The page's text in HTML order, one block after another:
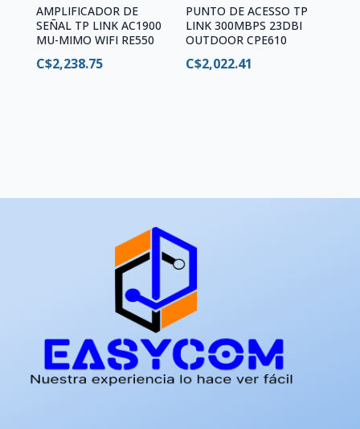
AMPLIFICADOR DE
SEÑAL TP LINK AC1900
MU-MIMO WIFI RE550
C$2,238.75
PUNTO DE ACESSO TP
LINK 300MBPS 23DBI
OUTDOOR CPE610
C$2,022.41